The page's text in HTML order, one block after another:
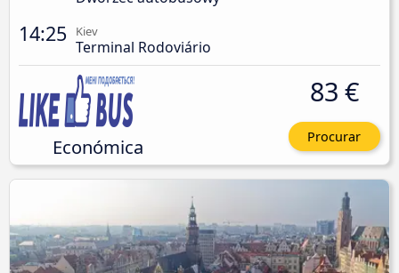
14:25 Kiev
Terminal Rodoviário
Económica
83 €
Procurar